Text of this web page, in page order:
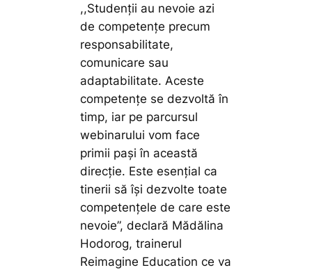
,,Studenții au nevoie azi
de competențe precum
responsabilitate,
comunicare sau
adaptabilitate. Aceste
competențe se dezvoltă în
timp, iar pe parcursul
webinarului vom face
primii pași în această
direcție. Este esențial ca
tinerii să își dezvolte toate
competențele de care este
nevoie”,declară Mădălina
Hodorog, trainerul
Reimagine Education ce va